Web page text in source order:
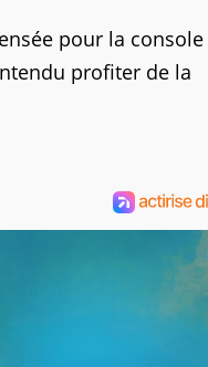
pour la console
profiter de la